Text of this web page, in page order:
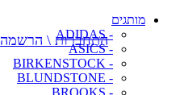
מותגים
- ADIDAS
- ASICS
- BIRKENSTOCK
- BLUNDSTONE
- BROOKS
התחברות \ הרשמה